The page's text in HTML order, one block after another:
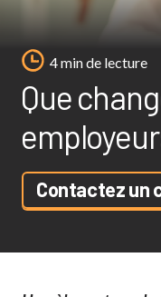
4 min de lecture
Que
Contactez un